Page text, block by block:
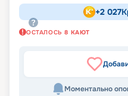
+2 027
ОСТАЛОСЬ 8 КАЮТ
Моментально